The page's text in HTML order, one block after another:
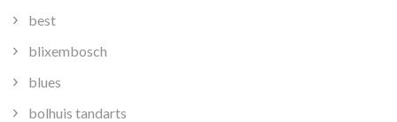
best
blixembosch
blues
bolhuis tandarts